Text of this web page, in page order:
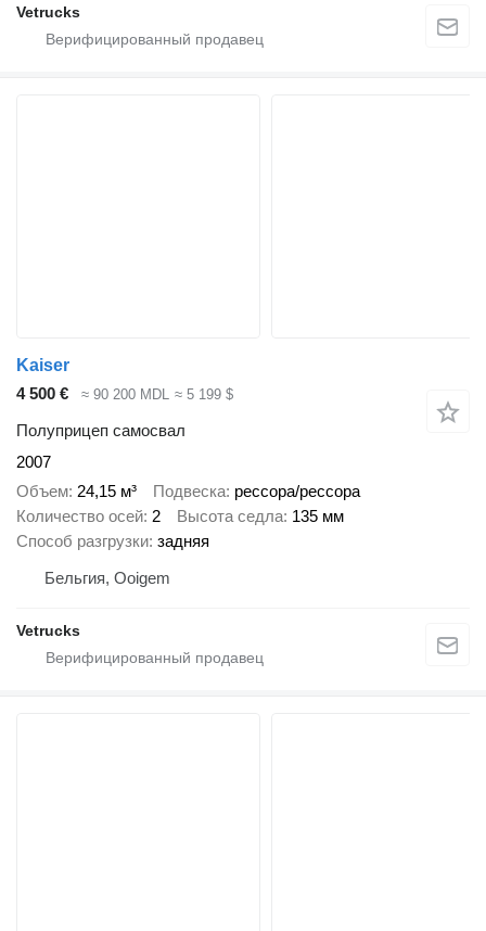
Vetrucks
Kaiser
4 500 €
≈ 90 200 MDL ≈ 5 199 $
Полуприцеп самосвал
2007
Объем 24,15 м³ Подвеска рессора/рессора
Количество осей 2 Высота седла 135 мм
Способ разгрузки задняя
Бельгия, Ooigem
Vetrucks